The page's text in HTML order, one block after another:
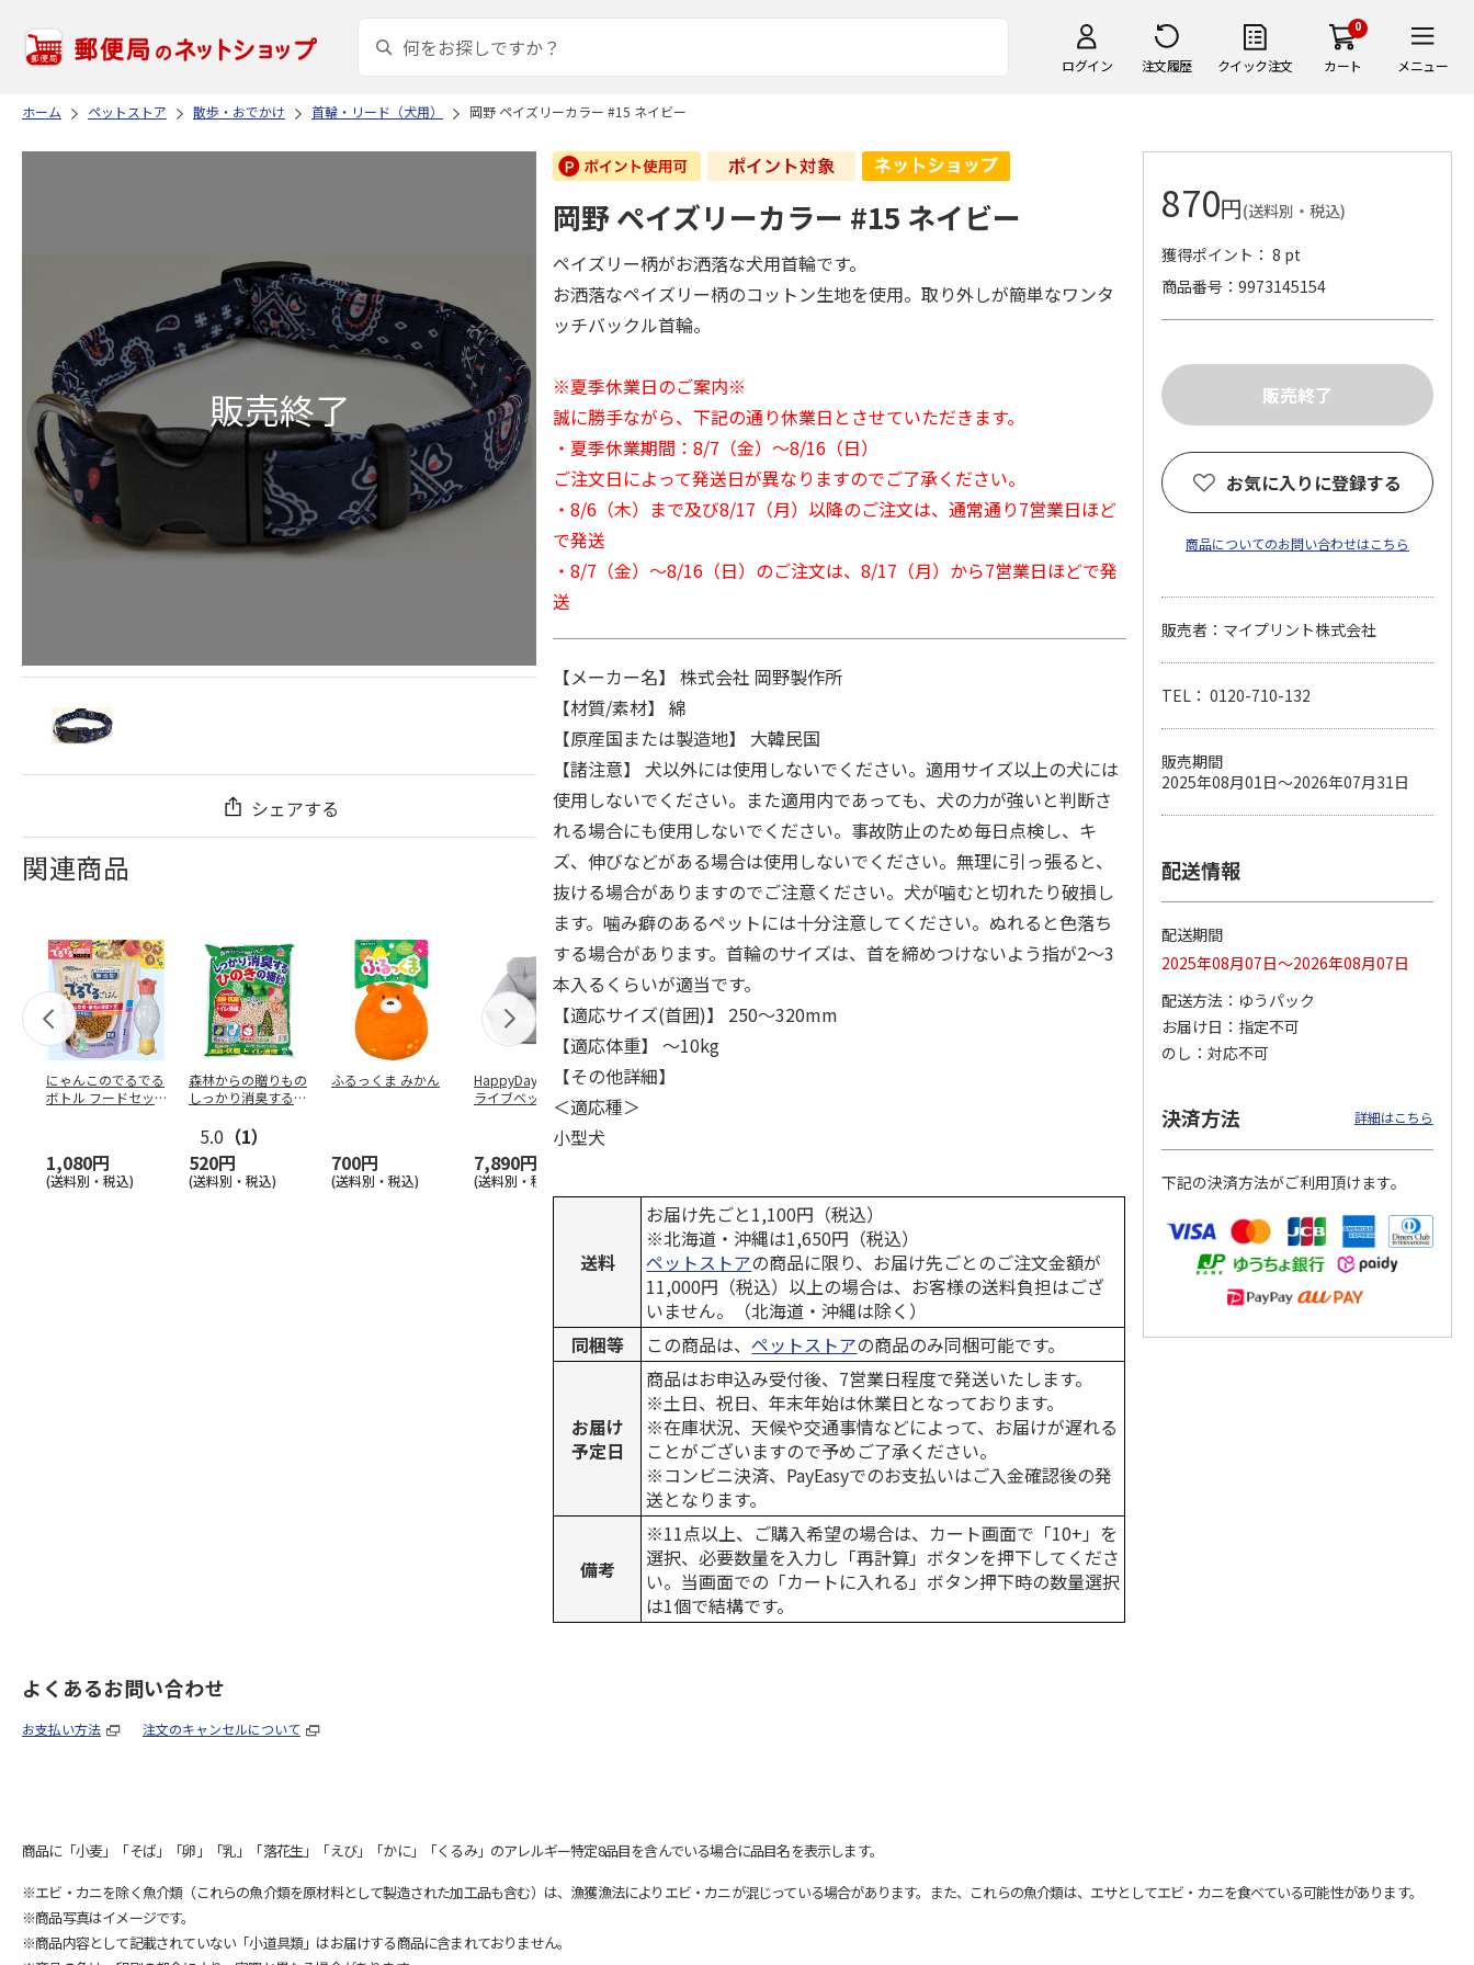
ログイン 注文履歴 クイック注文
0
カート メニュー
ホーム ペットストア 散歩・おでかけ 首輪・リード（犬用） 岡野 ペイズリーカラー #15 ネイビー
シェアする
関連商品
にゃんこのでるでる
ボトル フードセッ
1,080円
(送料別・税込)
森林からの贈りもの
しっかり消臭するひ
5.0 （1）
520円
(送料別・税込)
ふるっくま みかん
700円
(送料別・税込)
HappyDays 2wayド
ライブベッド グレ
7,890円
(送料別・税込)
獣医師開発 ニオイ
をとる砂専用 猫ト
イレ ナチュラルグ
ローラルの香り
(送料別・税込)
えBOX とりささ…
(送料別・税込)
岡野 ペイズリーカラー #15 ネイビー
ペイズリー柄がお洒落な犬用首輪です。
お洒落なペイズリー柄のコットン生地を使用。取り外しが簡単なワンタ
ッチバックル首輪。
※夏季休業日のご案内※
誠に勝手ながら、下記の通り休業日とさせていただきます。
・夏季休業期間：8/7（金）～8/16（日）
ご注文日によって発送日が異なりますのでご了承ください。
・8/6（木）まで及び8/17（月）以降のご注文は、通常通り7営業日ほど
で発送
・8/7（金）～8/16（日）のご注文は、8/17（月）から7営業日ほどで発
送
【メーカー名】 株式会社 岡野製作所
【材質/素材】 綿
【原産国または製造地】 大韓民国
【諸注意】 犬以外には使用しないでください。適用サイズ以上の犬には
使用しないでください。また適用内であっても、犬の力が強いと判断さ
れる場合にも使用しないでください。事故防止のため毎日点検し、キ
ズ、伸びなどがある場合は使用しないでください。無理に引っ張ると、
抜ける場合がありますのでご注意ください。犬が噛むと切れたり破損し
ます。噛み癖のあるペットには十分注意してください。ぬれると色落ち
する場合があります。首輪のサイズは、首を締めつけないよう指が2～3
本入るくらいが適当です。
【適応サイズ(首囲)】 250～320mm
【適応体重】 ～10kg
【その他詳細】
＜適応種＞
小型犬
送料
お届け先ごと1,100円（税込）
※北海道・沖縄は1,650円（税込）
ペットストアの商品に限り、お届け先ごとのご注文金額が
11,000円（税込）以上の場合は、お客様の送料負担はござ
いません。（北海道・沖縄は除く）
同梱等
この商品は、ペットストアの商品のみ同梱可能です。
お届け
予定日
商品はお申込み受付後、7営業日程度で発送いたします。
※土日、祝日、年末年始は休業日となっております。
※在庫状況、天候や交通事情などによって、お届けが遅れる
ことがございますので予めご了承ください。
※コンビニ決済、PayEasyでのお支払いはご入金確認後の発
送となります。
備考
※11点以上、ご購入希望の場合は、カート画面で「10+」を
選択、必要数量を入力し「再計算」ボタンを押下してくださ
い。当画面での「カートに入れる」ボタン押下時の数量選択
は1個で結構です。
870円(送料別・税込)
獲得ポイント： 8 pt
商品番号
9973145154
お気に入りに登録する
商品についてのお問い合わせはこちら
販売者：マイプリント株式会社
TEL： 0120-710-132
販売期間
2025年08月01日～2026年07月31日
配送情報
配送期間
2025年08月07日～2026年08月07日
配送方法
ゆうパック
お届け日
指定不可
のし
対応不可
決済方法 詳細はこちら
下記の決済方法がご利用頂けます。
よくあるお問い合わせ
お支払い方法 注文のキャンセルについて
商品に「小麦」「そば」「卵」「乳」「落花生」「えび」「かに」「くるみ」のアレルギー特定8品目を含んでいる場合に品目名を表示します。
※エビ・カニを除く魚介類（これらの魚介類を原材料として製造された加工品も含む）は、漁獲漁法によりエビ・カニが混じっている場合があります。また、これらの魚介類は、エサとしてエビ・カニを食べている可能性があります。
※商品写真はイメージです。
※商品内容として記載されていない「小道具類」はお届けする商品に含まれておりません。